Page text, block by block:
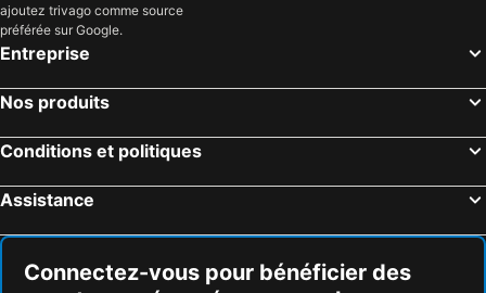
ajoutez trivago comme source
préférée sur Google.
Entreprise
Nos produits
Conditions et politiques
Assistance
Connectez-vous pour bénéficier des